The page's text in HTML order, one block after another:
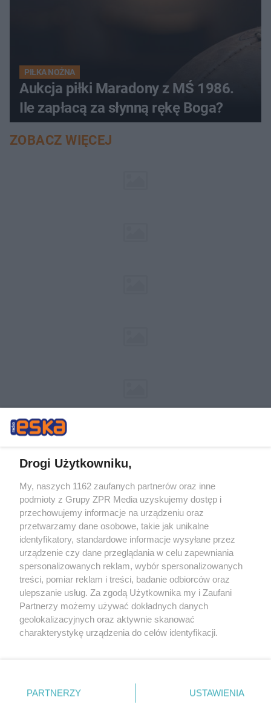
PIŁKA NOŻNA
Aukcja piłki Maradony z MŚ 1986.
Ile zapłacą za słynną rękę Boga?
ZOBACZ WIĘCEJ
Żaden utwór zamieszczony w serwisie nie może być powielany i
rozpowszechniany lub dalej rozpowszechniany w jakikolwiek sposób (w
tym także elektroniczny lub mechaniczny) na jakimkolwiek polu
eksploatacji w jakiejkolwiek formie, włącznie z umieszczaniem w
Internecie bez pisemnej zgody właściciela praw. Jakiekolwiek użycie lub
wykorzystanie utworów w całości lub w części z naruszeniem prawa,
tzn. bez właściwej zgody, jest zabronione pod groźbą kary i może być
ścigane prawnie.
Drogi Użytkowniku,
My, naszych 1162 zaufanych partnerów oraz inne
podmioty z Grupy ZPR Media uzyskujemy dostęp i
przechowujemy informacje na urządzeniu oraz
przetwarzamy dane osobowe, takie jak unikalne
identyfikatory, standardowe informacje wysyłane przez
urządzenie czy dane przeglądania w celu zapewniania
spersonalizowanych reklam, wybór spersonalizowanych
treści, pomiar reklam i treści, badanie odbiorców oraz
ulepszanie usług. Za zgodą Użytkownika my i Zaufani
Partnerzy możemy używać dokładnych danych
geolokalizacyjnych oraz aktywnie skanować
charakterystykę urządzenia do celów identyfikacji.
zmienić/wycofać klikając przycisk ustawień prywatności
znajdujący się w lewym dolnym rogu strony
PARTNERZY USTAWIENIA